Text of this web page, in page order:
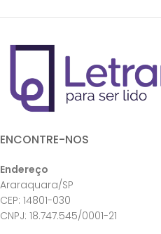
ENCONTRE-NOS
Endereço
Araraquara/SP
CEP: 14801-030
CNPJ: 18.747.545/0001-21